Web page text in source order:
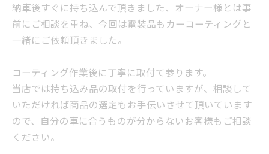
納車後すぐに持ち込んで頂きました、オーナー様とは事
前にご相談を重ね、今回は電装品もカーコーティングと
一緒にご依頼頂きました。
コーティング作業後に丁寧に取付て参ります。
当店では持ち込み品の取付を行っていますが、相談して
いただければ商品の選定もお手伝いさせて頂いています
ので、自分の車に合うものが分からないお客様もご相談
ください。